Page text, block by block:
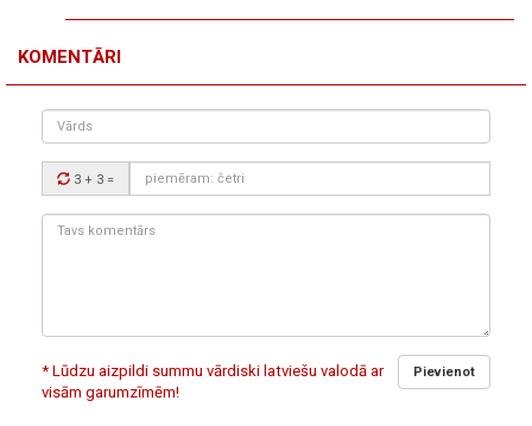
KOMENTĀRI
Vārds
Drošības
kods:
3 + 3 =
Tavs
Pievienot
* Lūdzu aizpildi summu vārdiski latviešu valodā ar
visām garumzīmēm!